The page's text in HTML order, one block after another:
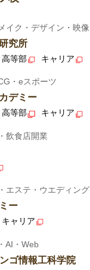
イク・デザイン・映像
究所
高等部 キャリア
・eスポーツ
デミー
高等部 キャリア
飲食店開業
エステ・ウエディング
ー
キャリア
AI・Web
ゴ情報工科学院